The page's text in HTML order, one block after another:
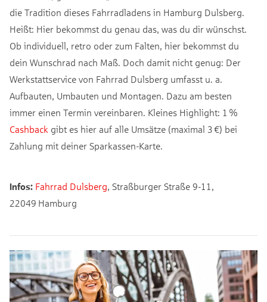
die Tradition dieses Fahrradladens in Hamburg Dulsberg.
Heißt: Hier bekommst du genau das, was du dir wünschst.
Ob individuell, retro oder zum Falten, hier bekommst du
dein Wunschrad nach Maß. Doch damit nicht genug: Der
Werkstattservice von Fahrrad Dulsberg umfasst u. a.
Aufbauten, Umbauten und Montagen. Dazu am besten
immer einen Termin vereinbaren. Kleines Highlight: 1 %
Cashback gibt es hier auf alle Umsätze (maximal 3 €) bei
Zahlung mit deiner Sparkassen-Karte.
Infos: Fahrrad Dulsberg, Straßburger Straße 9-11,
22049 Hamburg